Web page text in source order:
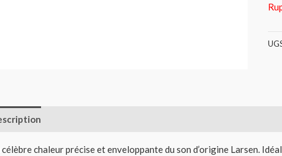
célèbre chaleur précise et enveloppante du son d’origine Larsen.